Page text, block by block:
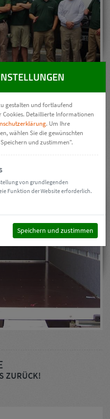
gestalten und fortlaufend
Cookies. Detaillierte Informationen
. Um Ihre
wählen Sie die gewünschten
und zustimmen".
von grundlegenden
Funktion der Website erforderlich.
Speichern und zustimmen
ZURÜCK!